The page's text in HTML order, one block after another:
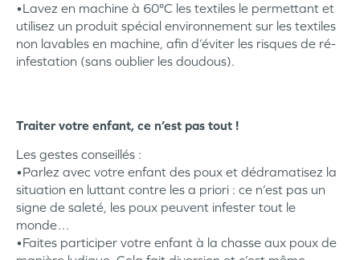
•Lavez en machine à 60°C les textiles le permettant et
utilisez un produit spécial environnement sur les textiles
non lavables en machine, afin d’éviter les risques de ré-
infestation (sans oublier les doudous).
Traiter votre enfant, ce n’est pas tout !
Les gestes conseillés :
•Parlez avec votre enfant des poux et dédramatisez la
situation en luttant contre les a priori : ce n’est pas un
signe de saleté, les poux peuvent infester tout le
monde…
•Faites participer votre enfant à la chasse aux poux de